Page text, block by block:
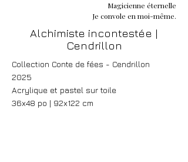
Magicienne éternelle
Je convole en moi-même.
Alchimiste incontestée |
Cendrillon
Collection Conte de fées - Cendrillon
2025
Acrylique et pastel sur toile
36x48 po | 92x122 cm